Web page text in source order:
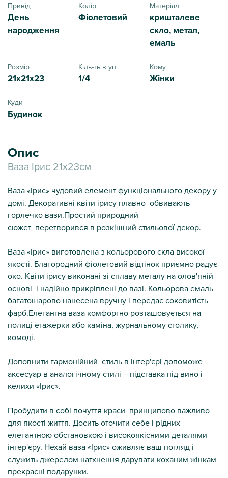
Привід
День
народження
Колір
Фіолетовий
Матеріал
кришталеве
скло, метал,
емаль
Розмір
21x21x23
Кіль-ть в уп.
1/4
Кому
Жінки
Куди
Будинок
Опис
Ваза Ірис 21х23см
Ваза «Ірис» чудовий елемент функціонального декору у
домі. Декоративні квіти ірису плавно обвивають
горлечко вази.Простий природний
сюжет перетворився в розкішний стильової декор.
Ваза «Ірис» виготовлена з кольорового скла високої
якості. Благородний фіолетовий відтінок приємно радує
око. Квіти ірису виконані зі сплаву металу на олов'яній
основі і надійно прикріплені до вазі. Кольорова емаль
багатошарово нанесена вручну і передає соковитість
фарб.Елегантна ваза комфортно розташовується на
полиці етажерки або каміна, журнальному столику,
комоді.
Доповнити гармонійний стиль в інтер'єрі допоможе
аксесуар в аналогічному стилі – підставка під вино і
келихи «Ірис».
Пробудити в собі почуття краси принципово важливо
для якості життя. Досить оточити себе і рідних
елегантною обстановкою і високоякісними деталями
інтер'єру. Нехай ваза «Ірис» оживляє ваш погляд і
служить джерелом натхнення дарувати коханим жінкам
прекрасні подарунки.